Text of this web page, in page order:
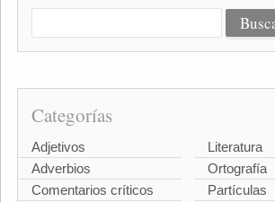
Categorías
Adjetivos
Adverbios
Comentarios críticos
Literatura
Ortografía
Partículas